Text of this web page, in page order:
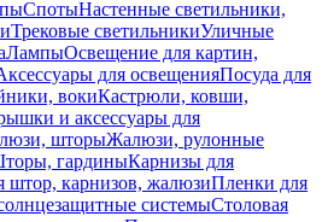
СпотыНастенные светильники,
Трековые светильникиУличные
ЛампыОсвещение для картин,
для освещенияПосуда для
вокиКастрюли, ковши,
и аксессуары для
шторыЖалюзи, рулонные
гардиныКарнизы для
карнизов, жалюзиПленки для
системыСтоловая